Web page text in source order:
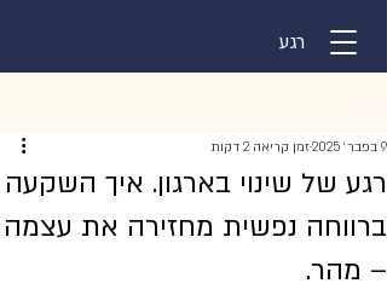
רגע
רגע של שינוי בארגון. איך השקעה
ברווחה נפשית מחזירה את עצמה
– מהר.
9 בפבר׳ 2025 זמן קריאה 2 דקות